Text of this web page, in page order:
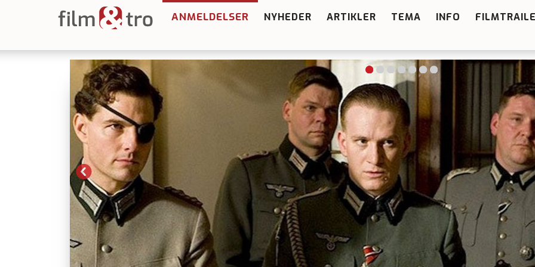
ANMELDELSER NYHEDER ARTIKLER TEMA INFO